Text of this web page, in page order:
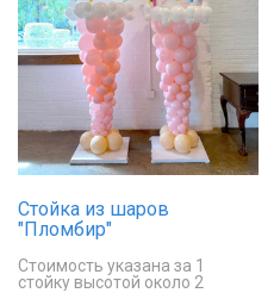
Стойка из шаров
"Пломбир"
Стоимость указана за 1
стойку высотой около 2